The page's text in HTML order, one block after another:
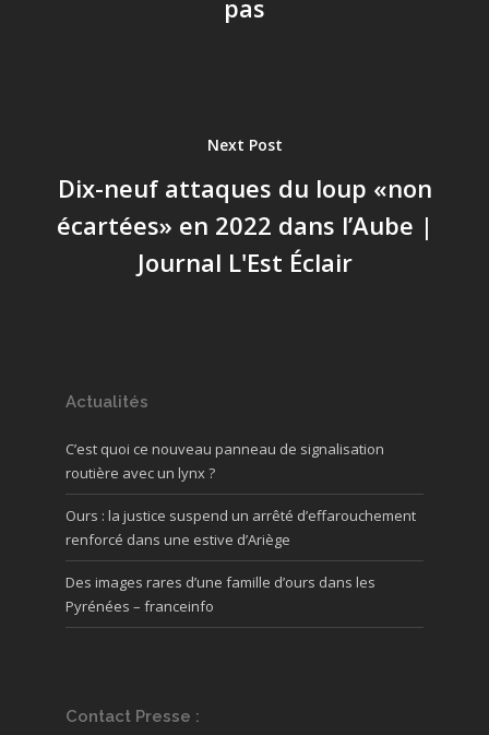
pas
Next Post
Dix-neuf attaques du loup «non
écartées» en 2022 dans l’Aube |
Journal L'Est Éclair
Actualités
C’est quoi ce nouveau panneau de signalisation
routière avec un lynx ?
Ours : la justice suspend un arrêté d’effarouchement
renforcé dans une estive d’Ariège
Des images rares d’une famille d’ours dans les
Pyrénées – franceinfo
Contact Presse :